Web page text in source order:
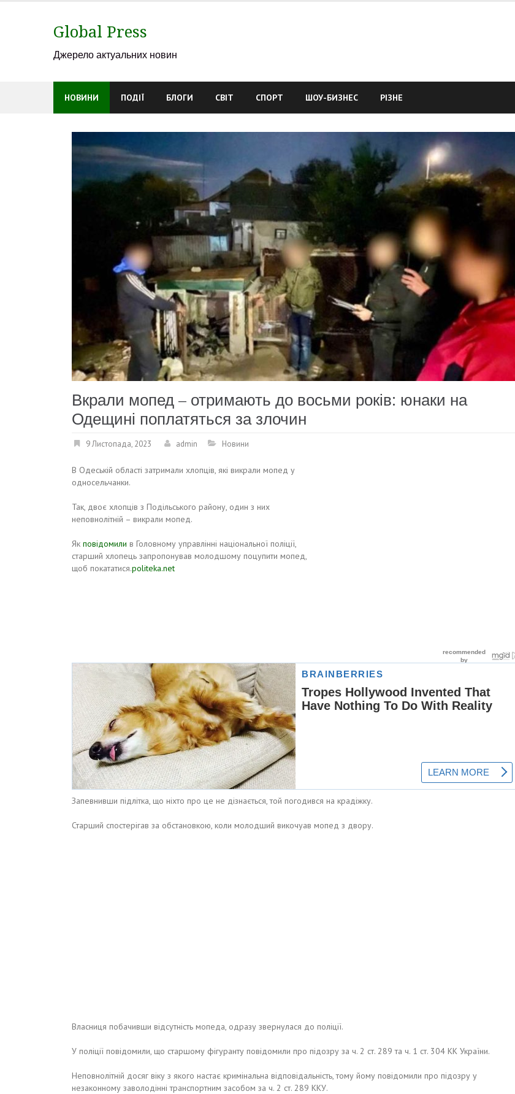
Global Press
Джерело актуальних новин
НОВИНИ ПОДІЇ БЛОГИ СВІТ СПОРТ ШОУ-БИЗНЕС РІЗНЕ
Вкрали мопед – отримають до восьми років: юнаки на
Одещині поплатяться за злочин
9 Листопада, 2023 admin Новини
В Одеській області затримали хлопців, які викрали мопед у
односельчанки.
Так, двоє хлопців з Подільського району, один з них
неповнолітній – викрали мопед.
Як повідомили в Головному управлінні національної поліції,
старший хлопець запропонував молодшому поцупити мопед,
щоб покататися.politeka.net
Запевнивши підлітка, що ніхто про це не дізнається, той погодився на крадіжку.
Старший спостерігав за обстановкою, коли молодший викочуав мопед з двору.
Власниця побачивши відсутність мопеда, одразу звернулася до поліції.
У поліції повідомили, що старшому фігуранту повідомили про підозру за ч. 2 ст. 289 та ч. 1 ст. 304 КК України.
Неповнолітній досяг віку з якого настає кримінальна відповідальність, тому йому повідомили про підозру у
незаконному заволодінні транспортним засобом за ч. 2 ст. 289 ККУ.